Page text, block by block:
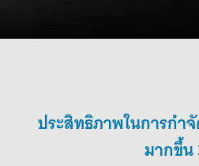
ประสิทธิภาพในการกำ
มากขึ้น